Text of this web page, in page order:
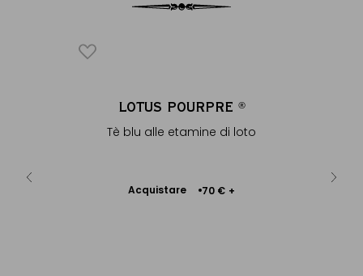
LOTUS POURPRE ®
Tè blu alle etamine di loto
Acquistare 70 € +
Aggiungere